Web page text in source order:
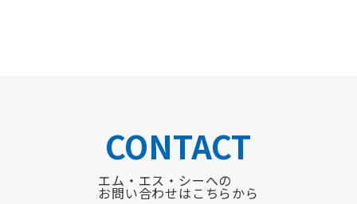
CONTACT
エム・エス・シーへの
お問い合わせはこちらから